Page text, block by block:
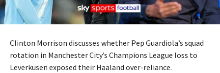
Clinton Morrison discusses whether Pep Guardiola’s squad
rotation in Manchester City’s Champions League loss to
Leverkusen exposed their Haaland over-reliance.